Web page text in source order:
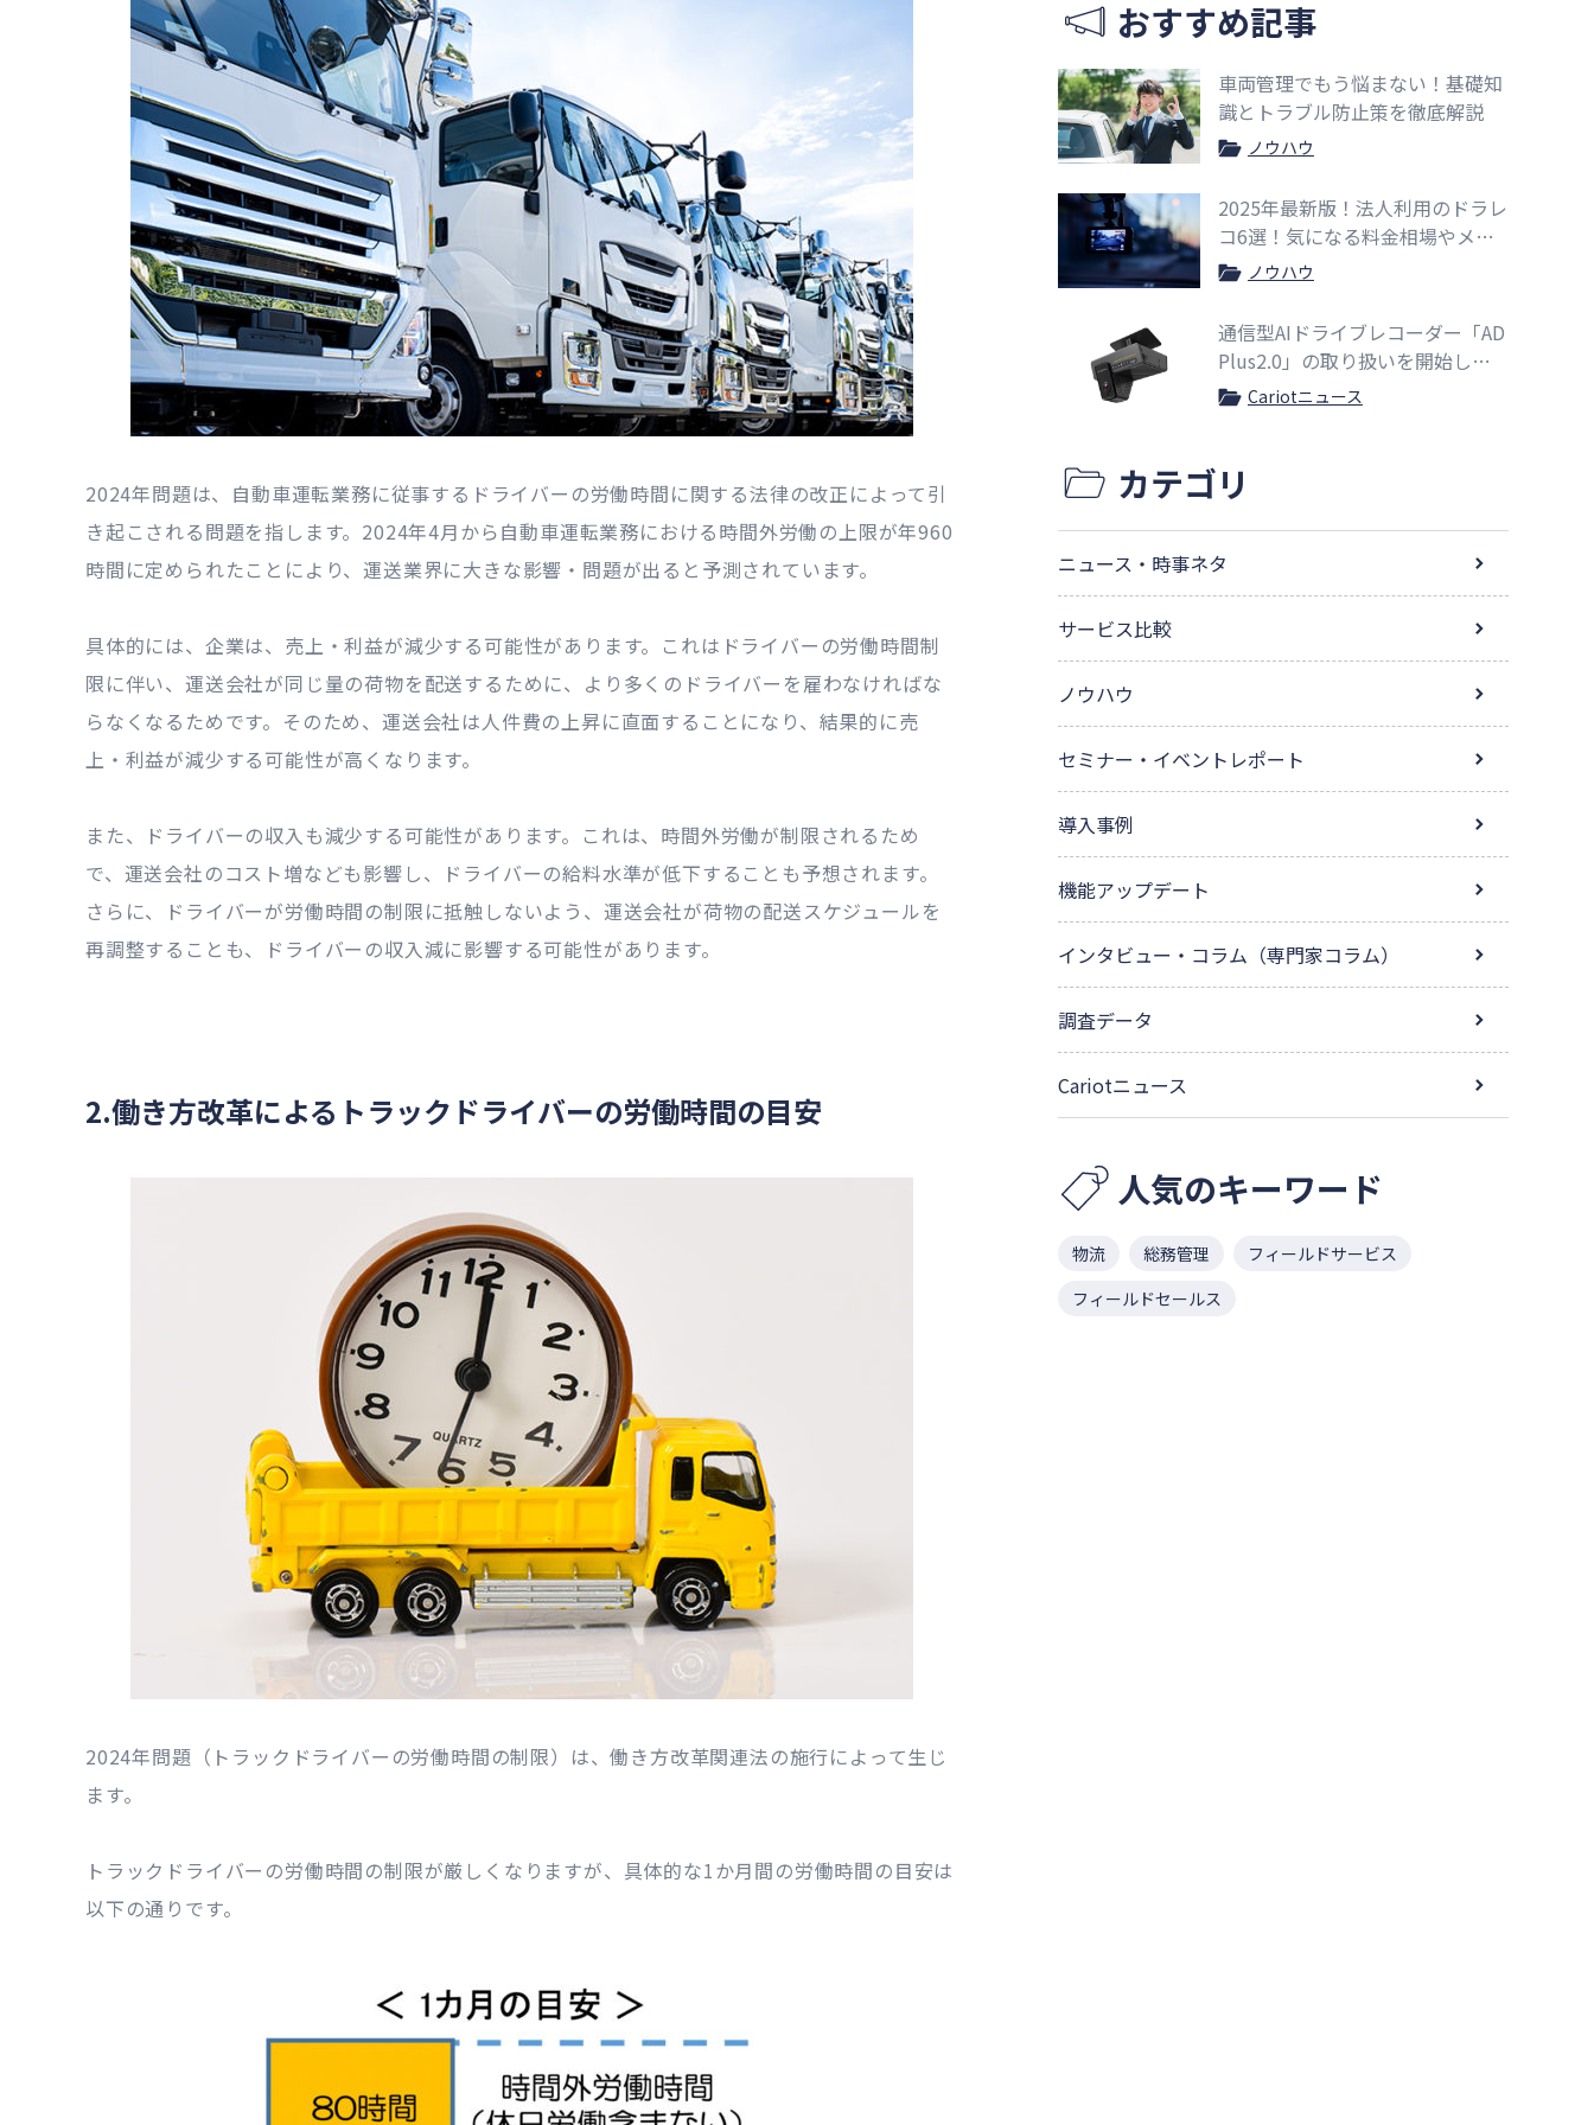
2024年問題は、自動車運転業務に従事するドライバーの労働時間に関する法律の改正によって引
き起こされる問題を指します。2024年4月から自動車運転業務における時間外労働の上限が年960
時間に定められたことにより、運送業界に大きな影響・問題が出ると予測されています。
具体的には、企業は、売上・利益が減少する可能性があります。これはドライバーの労働時間制
限に伴い、運送会社が同じ量の荷物を配送するために、より多くのドライバーを雇わなければな
らなくなるためです。そのため、運送会社は人件費の上昇に直面することになり、結果的に売
上・利益が減少する可能性が高くなります。
また、ドライバーの収入も減少する可能性があります。これは、時間外労働が制限されるため
で、運送会社のコスト増なども影響し、ドライバーの給料水準が低下することも予想されます。
さらに、ドライバーが労働時間の制限に抵触しないよう、運送会社が荷物の配送スケジュールを
再調整することも、ドライバーの収入減に影響する可能性があります。
2.​働き方改革によるトラックドライバーの労働時間の目安
2024年問題（トラックドライバーの労働時間の制限）は、働き方改革関連法の施行によって生じ
ます。
トラックドライバーの労働時間の制限が厳しくなりますが、具体的な1か月間の労働時間の目安は
以下の通りです。
おすすめ記事
車両管理でもう悩まない！基礎知
識とトラブル防止策を徹底解説
ノウハウ
2025年最新版！法人利用のドラレ
コ6選！気になる料金相場やメリ
ットも紹介
ノウハウ
通信型AIドライブレコーダー「AD
Plus2.0」の取り扱いを開始しま
したCariotニュース
カテゴリ
ニュース・時事ネタ
サービス比較
ノウハウ
セミナー・イベントレポート
導入事例
機能アップデート
インタビュー・コラム（専門家コラム）
調査データ
Cariotニュース
人気のキーワード
物流 総務管理
フィールドサービス
フィールドセールス